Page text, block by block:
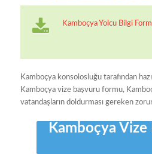
Kamboçya Yolcu Bilgi
Kamboçya konsolosluğu tarafından
Kamboçya vize başvuru formu,
vatandaşların doldurması gereken
Kamboçya